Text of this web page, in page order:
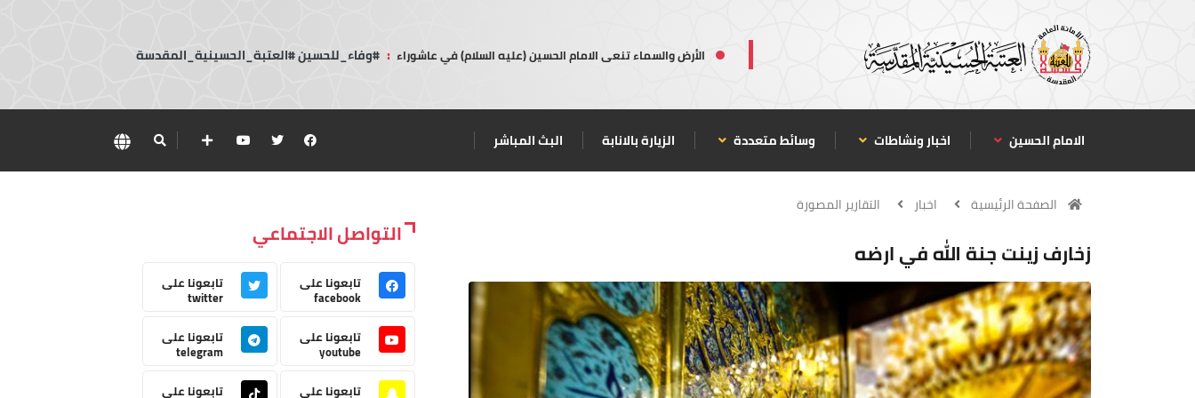
الأرض والسماء تنعى الامام الحسين (عليه السلام) في عاشوراء : #وفاء_للحسين #العتبة_الحسينية_المقدسة
الامام الحسين اخبار ونشاطات وسائط متعددة الزيارة بالانابة البث المباشر
الصفحة الرئيسية اخبار التقارير المصورة
زخارف زينت جنة الله في ارضه
التواصل الاجتماعي
تابعونا على
facebook
تابعونا على
twitter
تابعونا على
youtube
تابعونا على
telegram
تابعونا على
تابعونا على